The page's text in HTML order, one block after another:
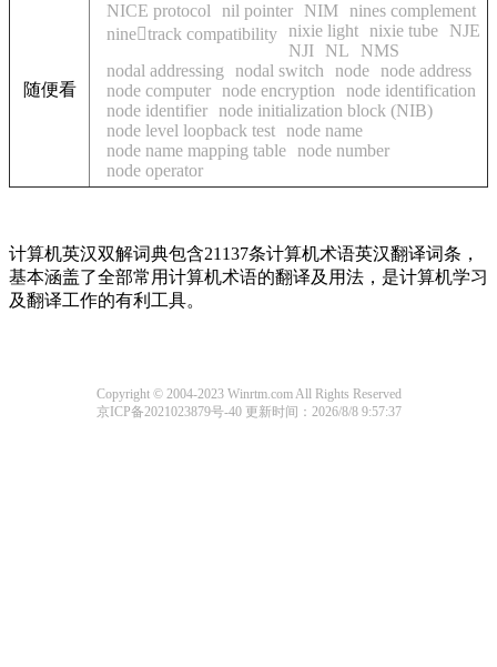
随便看
NICE protocol nil pointer NIM
nines complement
ninetrack compatibility
nixie light nixie tube
NJE
NJI
NL
NMS
nodal addressing
nodal switch node
node address
node computer
node encryption
node identification
node identifier
node initialization block (NIB)
node level loopback test
node name
node name mapping table
node number
node operator
计算机英汉双解词典包含21137条计算机术语英汉翻译词条，
基本涵盖了全部常用计算机术语的翻译及用法，是计算机学习
及翻译工作的有利工具。
Copyright © 2004-2023 Winrtm.com All Rights Reserved
京ICP备2021023879号-40 更新时间：2026/8/8 9:57:37